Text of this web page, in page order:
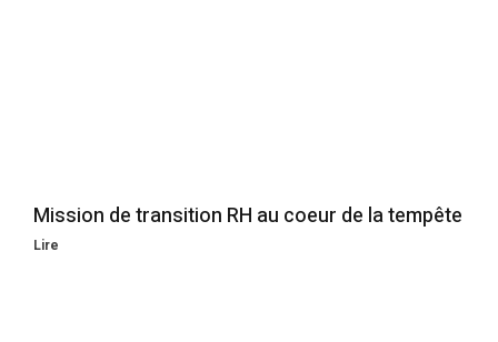
Mission de transition RH au coeur de la tempête
Lire